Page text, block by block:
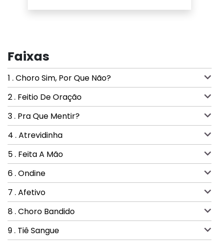
Faixas
1 . Choro Sim, Por Que Não?
2 . Feitio De Oração
3 . Pra Que Mentir?
4 . Atrevidinha
5 . Feita A Mão
6 . Ondine
7 . Afetivo
8 . Choro Bandido
9 . Tiê Sangue